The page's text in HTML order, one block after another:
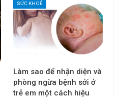
SỨC KHOẺ
Làm sao để nhận diện và
phòng ngừa bệnh sởi ở
trẻ em một cách hiệu